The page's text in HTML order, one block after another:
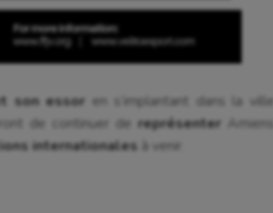
son essor en s’implantant dans la ville
de continuer dereprésenter Amiens
internationales à venir.